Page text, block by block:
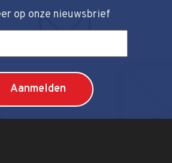
op onze nieuwsbrief